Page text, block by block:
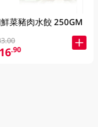
鮮菜豬肉水餃 250GM
.90